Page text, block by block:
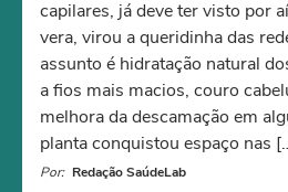
capilares, já deve ter visto por
vera, virou a queridinha das
assunto é hidratação natural
a fios mais macios, couro
melhora da descamação em
planta conquistou espaço nas
Por: Redação SaúdeLab